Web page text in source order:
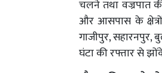
चलने तथा वज्रपात
और आसपास के
गाजीपुर, सहारनपुर,
घंटा की रफ्तार से